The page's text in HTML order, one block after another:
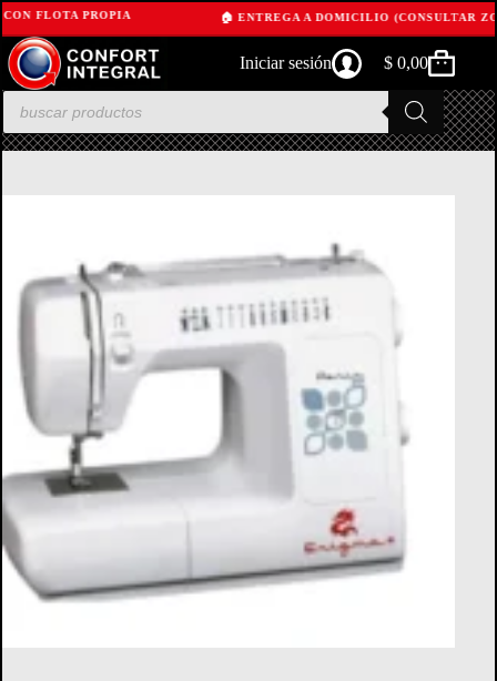
FLOTA PROPIA 🏠 ENTREGA A DOMICILIO (CONSULTAR
Skip
to
content
Iniciar sesión
Shopping
cart
$ 0,00
Products
search